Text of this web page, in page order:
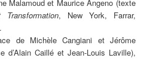
Malamoud et Maurice Angeno (texte
, New York, Farrar,
de Michèle Cangiani et Jérôme
d’Alain Caillé et Jean-Louis Laville),